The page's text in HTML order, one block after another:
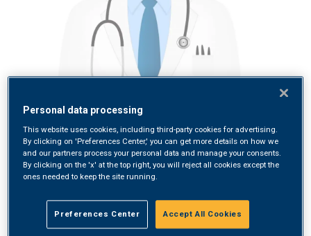
SPECIALISTA IN CHIRURGIA MAXILLO-FACCIALE
– Libera Professione
Laurea in Medicina e Chirurgia conseguita presso l’
Universita’ degli Studi di Brescia nel 2005.
Personal data processing
This website uses cookies, including third-party cookies for advertising.
By clicking on 'Preferences Center,' you can get more details on how we
and our partners process your personal data and manage your consents.
By clicking on the 'x' at the top right, you will reject all cookies except the
ones needed to keep the site running.
Preferences Center Accept All Cookies